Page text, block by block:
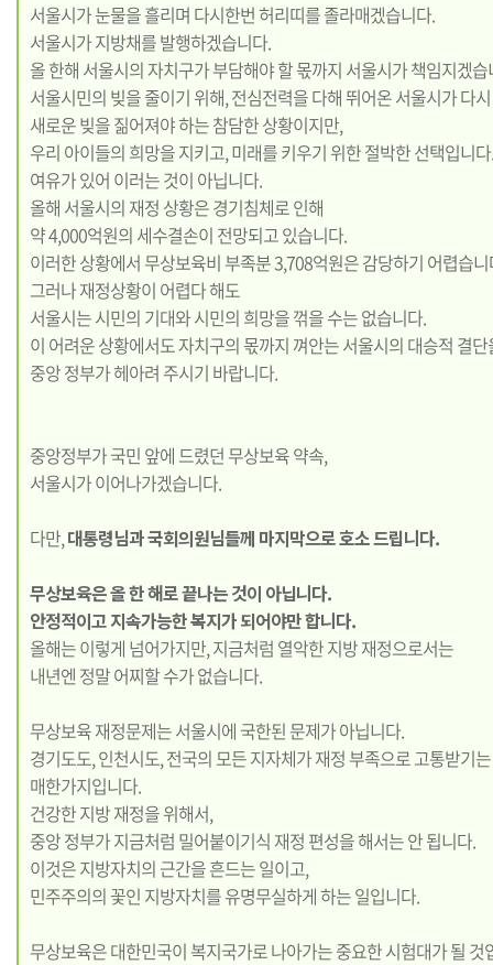
서울시가 눈물을 흘리며 다시한번 허리띠를 졸라매겠습니다.
서울시가 지방채를 발행하겠습니다.
올 한해 서울시의 자치구가 부담해야 할 몫까지 서울시가 책임지겠습
서울시민의 빚을 줄이기 위해, 전심전력을 다해 뛰어온 서울시가 다시
새로운 빚을 짊어져야 하는 참담한 상황이지만,
우리 아이들의 희망을 지키고, 미래를 키우기 위한 절박한 선택입니다.
여유가 있어 이러는 것이 아닙니다.
올해 서울시의 재정 상황은 경기침체로 인해
약 4,000억원의 세수결손이 전망되고 있습니다.
이러한 상황에서 무상보육비 부족분 3,708억원은 감당하기 어렵습니
그러나 재정상황이 어렵다 해도
서울시는 시민의 기대와 시민의 희망을 꺾을 수는 없습니다.
이 어려운 상황에서도 자치구의 몫까지 껴안는 서울시의 대승적 결단
중앙 정부가 헤아려 주시기 바랍니다.
중앙정부가 국민 앞에 드렸던 무상보육 약속,
서울시가 이어나가겠습니다.
다만,대통령님과 국회의원님들께 마지막으로 호소 드립니다.
무상보육은 올 한 해로 끝나는 것이 아닙니다.
안정적이고 지속가능한 복지가 되어야만 합니다.
올해는 이렇게 넘어가지만, 지금처럼 열악한 지방 재정으로서는
내년엔 정말 어찌할 수가 없습니다.
무상보육 재정문제는 서울시에 국한된 문제가 아닙니다.
경기도도, 인천시도, 전국의 모든 지자체가 재정 부족으로 고통받기는
매한가지입니다.
건강한 지방 재정을 위해서,
중앙 정부가 지금처럼 밀어붙이기식 재정 편성을 해서는 안 됩니다.
이것은 지방자치의 근간을 흔드는 일이고,
민주주의의 꽃인 지방자치를 유명무실하게 하는 일입니다.
무상보육은 대한민국이 복지국가로 나아가는 중요한 시험대가 될 것